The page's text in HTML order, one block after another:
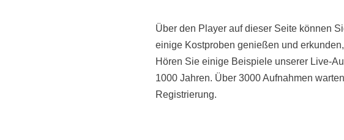
Über den Player auf dieser Seite können
einige Kostproben genießen und
Hören Sie einige Beispiele unserer Live-
1000 Jahren. Über 3000 Aufnahmen
Registrierung.